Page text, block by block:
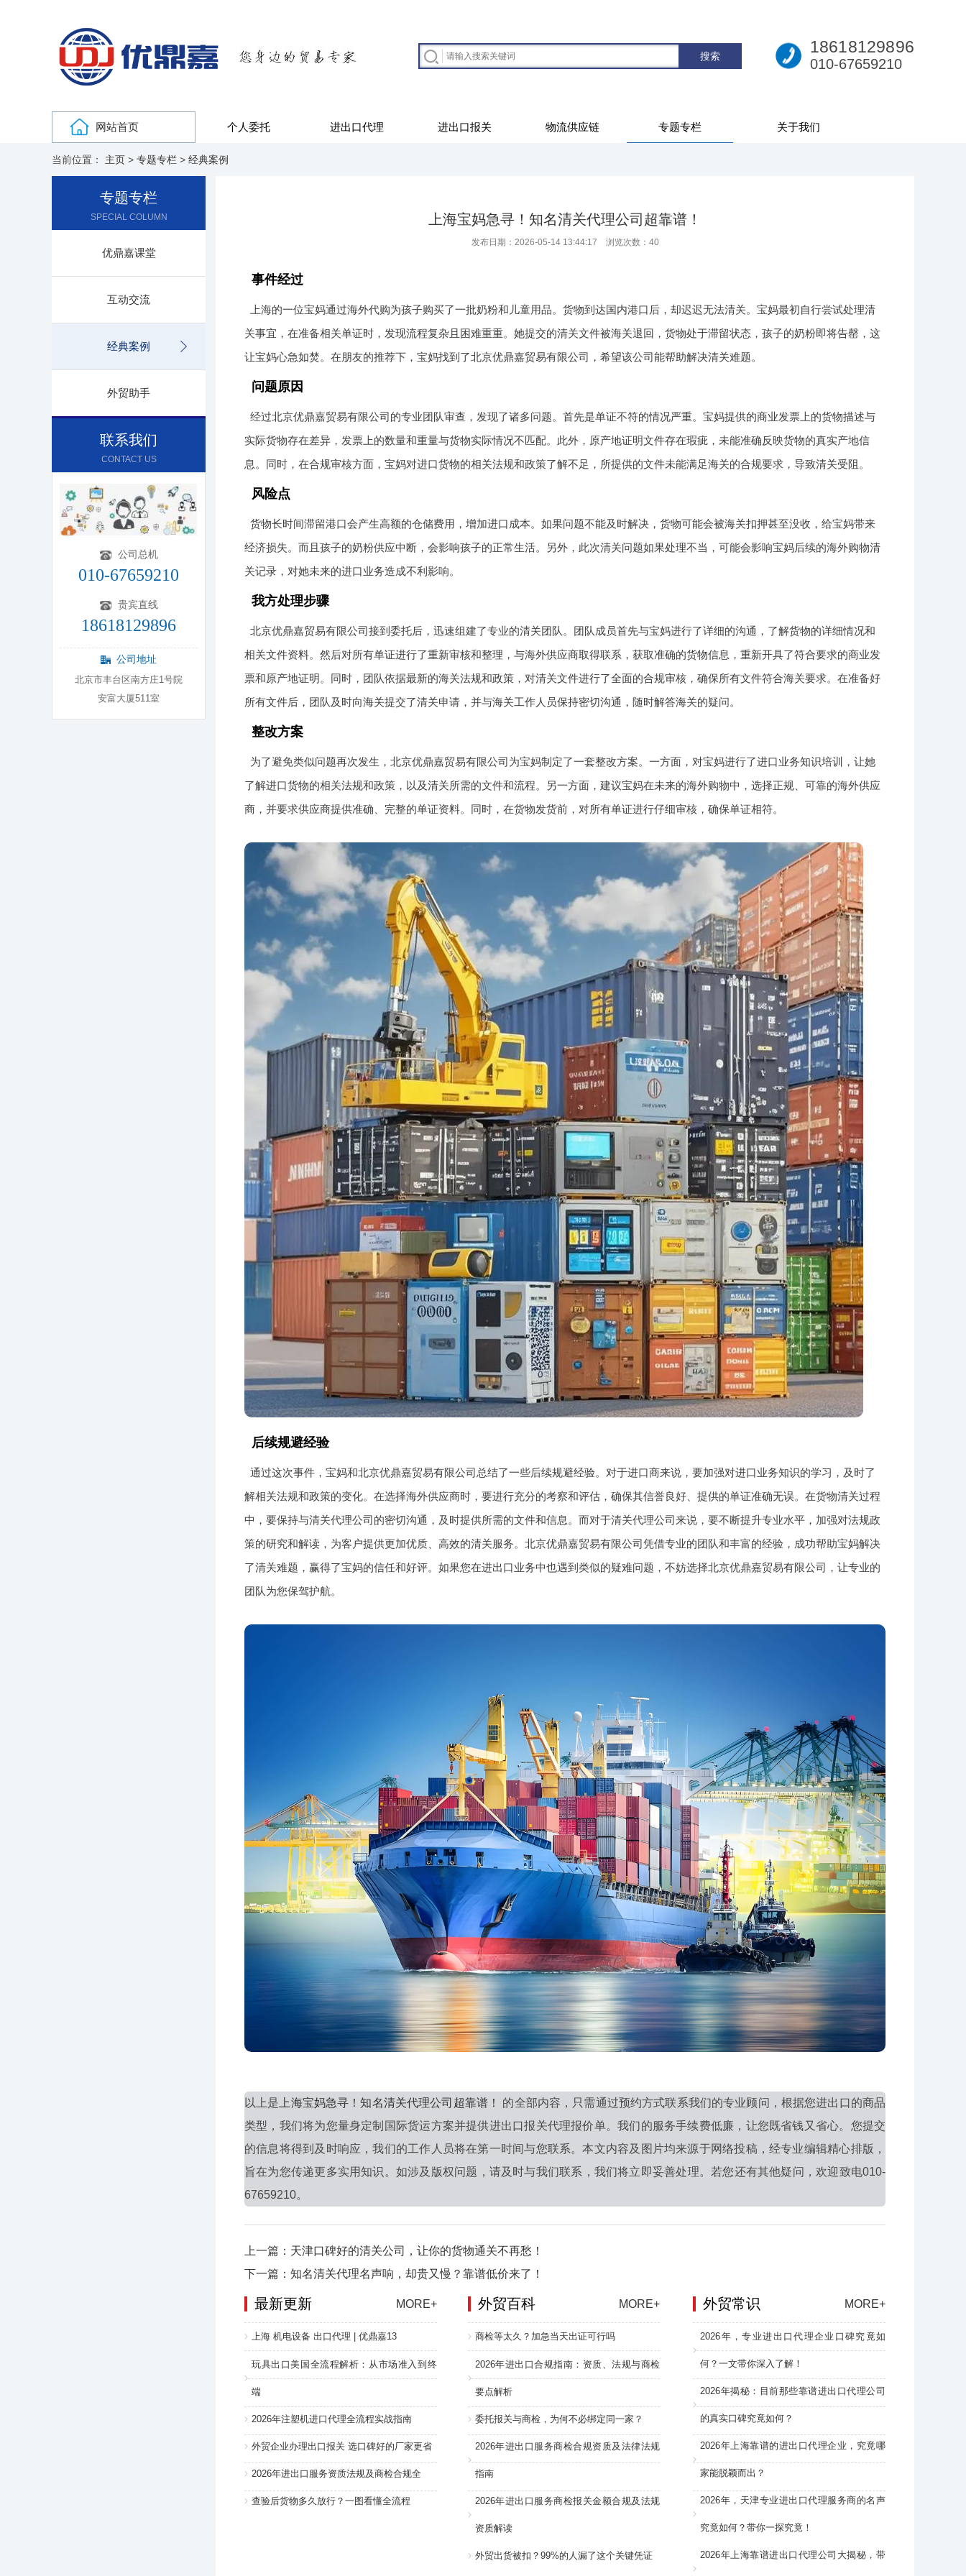
18618129896
010-67659210
网站首页 个人委托 进出口代理 进出口报关 物流供应链 专题专栏 关于我们
当前位置： 主页 > 专题专栏 > 经典案例
专题专栏
SPECIAL COLUMN
优鼎嘉课堂
互动交流
经典案例
外贸助手
联系我们
CONTACT US
公司总机
010-67659210
贵宾直线
18618129896
公司地址
北京市丰台区南方庄1号院
安富大厦511室
上海宝妈急寻！知名清关代理公司超靠谱！
发布日期：2026-05-14 13:44:17 浏览次数： 40
事件经过
上海的一位宝妈通过海外代购为孩子购买了一批奶粉和儿童用品。货物到达国内港口后，却迟迟无法清关。宝妈最初自行尝试处理清
关事宜，在准备相关单证时，发现流程复杂且困难重重。她提交的清关文件被海关退回，货物处于滞留状态，孩子的奶粉即将告罄，这
让宝妈心急如焚。在朋友的推荐下，宝妈找到了北京优鼎嘉贸易有限公司，希望该公司能帮助解决清关难题。
问题原因
经过北京优鼎嘉贸易有限公司的专业团队审查，发现了诸多问题。首先是单证不符的情况严重。宝妈提供的商业发票上的货物描述与
实际货物存在差异，发票上的数量和重量与货物实际情况不匹配。此外，原产地证明文件存在瑕疵，未能准确反映货物的真实产地信
息。同时，在合规审核方面，宝妈对进口货物的相关法规和政策了解不足，所提供的文件未能满足海关的合规要求，导致清关受阻。
风险点
货物长时间滞留港口会产生高额的仓储费用，增加进口成本。如果问题不能及时解决，货物可能会被海关扣押甚至没收，给宝妈带来
经济损失。而且孩子的奶粉供应中断，会影响孩子的正常生活。另外，此次清关问题如果处理不当，可能会影响宝妈后续的海外购物清
关记录，对她未来的进口业务造成不利影响。
我方处理步骤
北京优鼎嘉贸易有限公司接到委托后，迅速组建了专业的清关团队。团队成员首先与宝妈进行了详细的沟通，了解货物的详细情况和
相关文件资料。然后对所有单证进行了重新审核和整理，与海外供应商取得联系，获取准确的货物信息，重新开具了符合要求的商业发
票和原产地证明。同时，团队依据最新的海关法规和政策，对清关文件进行了全面的合规审核，确保所有文件符合海关要求。在准备好
所有文件后，团队及时向海关提交了清关申请，并与海关工作人员保持密切沟通，随时解答海关的疑问。
整改方案
为了避免类似问题再次发生，北京优鼎嘉贸易有限公司为宝妈制定了一套整改方案。一方面，对宝妈进行了进口业务知识培训，让她
了解进口货物的相关法规和政策，以及清关所需的文件和流程。另一方面，建议宝妈在未来的海外购物中，选择正规、可靠的海外供应
商，并要求供应商提供准确、完整的单证资料。同时，在货物发货前，对所有单证进行仔细审核，确保单证相符。
后续规避经验
通过这次事件，宝妈和北京优鼎嘉贸易有限公司总结了一些后续规避经验。对于进口商来说，要加强对进口业务知识的学习，及时了
解相关法规和政策的变化。在选择海外供应商时，要进行充分的考察和评估，确保其信誉良好、提供的单证准确无误。在货物清关过程
中，要保持与清关代理公司的密切沟通，及时提供所需的文件和信息。而对于清关代理公司来说，要不断提升专业水平，加强对法规政
策的研究和解读，为客户提供更加优质、高效的清关服务。北京优鼎嘉贸易有限公司凭借专业的团队和丰富的经验，成功帮助宝妈解决
了清关难题，赢得了宝妈的信任和好评。如果您在进出口业务中也遇到类似的疑难问题，不妨选择北京优鼎嘉贸易有限公司，让专业的
团队为您保驾护航。
以上是上海宝妈急寻！知名清关代理公司超靠谱！ 的全部内容，只需通过预约方式联系我们的专业顾问，根据您进出口的商品
类型，我们将为您量身定制国际货运方案并提供进出口报关代理报价单。我们的服务手续费低廉，让您既省钱又省心。您提交
的信息将得到及时响应，我们的工作人员将在第一时间与您联系。本文内容及图片均来源于网络投稿，经专业编辑精心排版，
旨在为您传递更多实用知识。如涉及版权问题，请及时与我们联系，我们将立即妥善处理。若您还有其他疑问，欢迎致电010-
67659210。
上一篇：天津口碑好的清关公司，让你的货物通关不再愁！
下一篇：知名清关代理名声响，却贵又慢？靠谱低价来了！
最新更新 MORE+
上海 机电设备 出口代理 | 优鼎嘉13
玩具出口美国全流程解析：从市场准入到终
端
2026年注塑机进口代理全流程实战指南
外贸企业办理出口报关 选口碑好的厂家更省
2026年进出口服务资质法规及商检合规全
查验后货物多久放行？一图看懂全流程
外贸常识 MORE+
2026年，专业进出口代理企业口碑究竟如
何？一文带你深入了解！
2026年揭秘：目前那些靠谱进出口代理公司
的真实口碑究竟如何？
2026年上海靠谱的进出口代理企业，究竟哪
家能脱颖而出？
2026年，天津专业进出口代理服务商的名声
究竟如何？带你一探究竟！
2026年上海靠谱进出口代理公司大揭秘，带
外贸百科 MORE+
商检等太久？加急当天出证可行吗
2026年进出口合规指南：资质、法规与商检
要点解析
委托报关与商检，为何不必绑定同一家？
2026年进出口服务商检合规资质及法律法规
指南
2026年进出口服务商检报关金额合规及法规
资质解读
外贸出货被扣？99%的人漏了这个关键凭证